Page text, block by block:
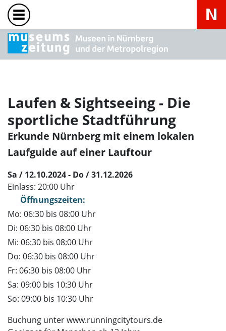
Laufen & Sightseeing - Die
sportliche Stadtführung
Erkunde Nürnberg mit einem lokalen
Laufguide auf einer Lauftour
Sa / 12.10.2024 - Do / 31.12.2026
Einlass: 20:00 Uhr
Öffnungszeiten:
Mo: 06:30 bis 08:00 Uhr
Di: 06:30 bis 08:00 Uhr
Mi: 06:30 bis 08:00 Uhr
Do: 06:30 bis 08:00 Uhr
Fr: 06:30 bis 08:00 Uhr
Sa: 09:00 bis 10:30 Uhr
So: 09:00 bis 10:30 Uhr
Buchung unter www.runningcitytours.de